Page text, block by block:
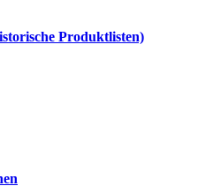
Produktlisten)